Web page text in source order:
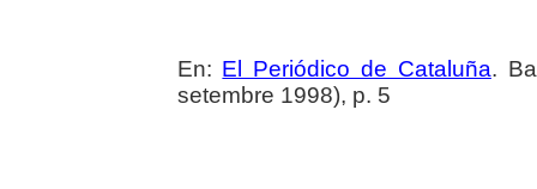
En: El Periódico de Cataluña.
setembre 1998), p. 5